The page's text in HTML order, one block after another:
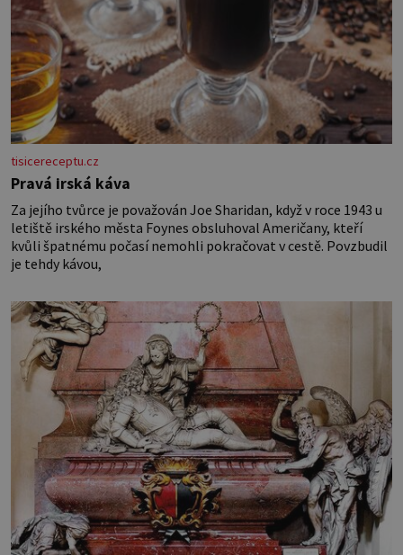
tisicereceptu.cz
Pravá irská káva
Za jejího tvůrce je považován Joe Sharidan, když v roce 1943 u
letiště irského města Foynes obsluhoval Američany, kteří
kvůli špatnému počasí nemohli pokračovat v cestě. Povzbudil
je tehdy kávou,